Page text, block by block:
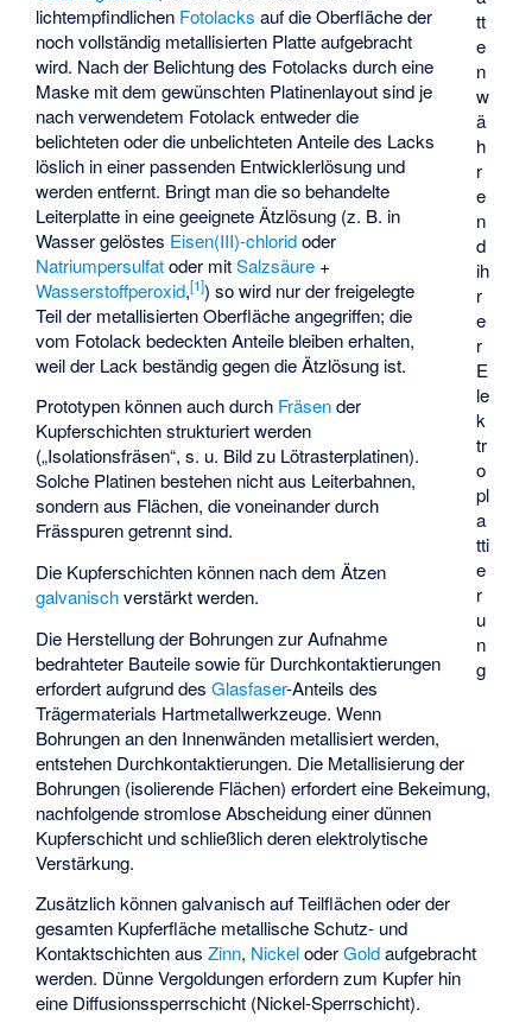
tt
e
n
w
ä
h
r
e
n
d
ih
r
e
r
E
le
k
tr
o
pl
a
tti
e
r
u
n
g
lichtempfindlichen Fotolacks auf die Oberfläche der
noch vollständig metallisierten Platte aufgebracht
wird. Nach der Belichtung des Fotolacks durch eine
Maske mit dem gewünschten Platinenlayout sind je
nach verwendetem Fotolack entweder die
belichteten oder die unbelichteten Anteile des Lacks
löslich in einer passenden Entwicklerlösung und
werden entfernt. Bringt man die so behandelte
Leiterplatte in eine geeignete Ätzlösung (z. B. in
Wasser gelöstes Eisen(III)-chloridoder
Natriumpersulfatoder mitSalzsäure +
Wasserstoffperoxid,[1]) so wird nur der freigelegte
Teil der metallisierten Oberfläche angegriffen; die
vom Fotolack bedeckten Anteile bleiben erhalten,
weil der Lack beständig gegen die Ätzlösung ist.
Prototypen können auch durch Fräsender
Kupferschichten strukturiert werden
(„Isolationsfräsen“, s. u. Bild zu Lötrasterplatinen).
Solche Platinen bestehen nicht aus Leiterbahnen,
sondern aus Flächen, die voneinander durch
Frässpuren getrennt sind.
Die Kupferschichten können nach dem Ätzen
galvanischverstärkt werden.
Die Herstellung der Bohrungen zur Aufnahme
bedrahteter Bauteile sowie für Durchkontaktierungen
erfordert aufgrund desGlasfaser-Anteils des
Trägermaterials Hartmetallwerkzeuge. Wenn
Bohrungen an den Innenwänden metallisiert werden,
entstehen Durchkontaktierungen. Die Metallisierung der
Bohrungen (isolierende Flächen) erfordert eine Bekeimung,
nachfolgende stromlose Abscheidung einer dünnen
Kupferschicht und schließlich deren elektrolytische
Verstärkung.
Zusätzlich können galvanisch auf Teilflächen oder der
gesamten Kupferfläche metallische Schutz- und
Kontaktschichten ausZinn, NickeloderGoldaufgebracht
werden. Dünne Vergoldungen erfordern zum Kupfer hin
eine Diffusionssperrschicht (Nickel-Sperrschicht).